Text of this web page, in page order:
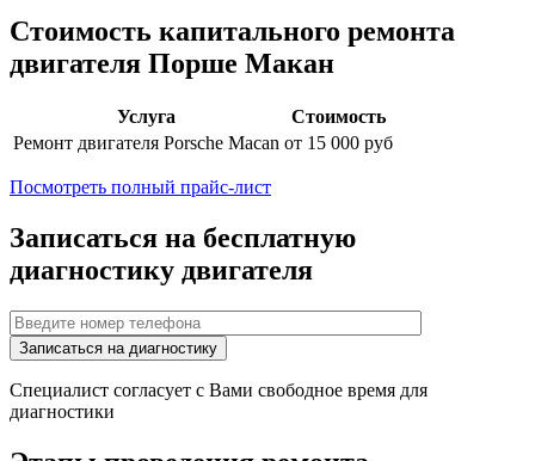
Стоимость капитального ремонта
двигателя Порше Макан
Услуга
Стоимость
Ремонт двигателя Porsche Macan от 15 000 руб
Посмотреть полный прайс-лист
Записаться на бесплатную
диагностику двигателя
Специалист согласует с Вами свободное время для
диагностики